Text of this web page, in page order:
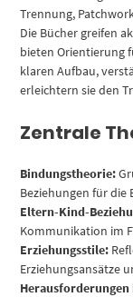
Trennung,
Die Bücher greifen
bieten Orientierung
klaren Aufbau,
erleichtern sie den
Zentrale
Bindungstheorie:
Beziehungen für die
Eltern-Kind-
Kommunikation im
Erziehungsstile:
Erziehungsansätze